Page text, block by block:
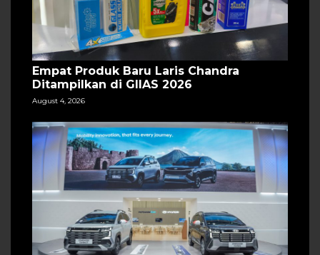
Empat Produk Baru Laris Chandra
Ditampilkan di GIIAS 2026
August 4, 2026